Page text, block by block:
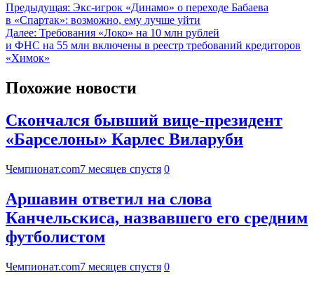
Предыдущая: Экс-игрок «Динамо» о переходе Бабаева
в «Спартак»: возможно, ему лучше уйти
Далее: Требования «Локо» на 10 млн рублей
и ФНС на 55 млн включены в реестр требований кредиторов
«Химок»
Похожие новости
Скончался бывший вице-президент
«Барселоны» Карлес Виларуби
Чемпионат.com7 месяцев спустя 0
Аршавин ответил на слова
Канчельскиса, назвавшего его средним
футболистом
Чемпионат.com7 месяцев спустя 0